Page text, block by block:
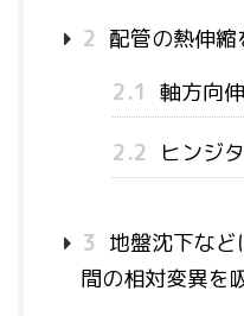
2 配管の熱伸
2.1 軸方向
2.2 ヒンジ
3 地盤沈下な
間の相対変異を